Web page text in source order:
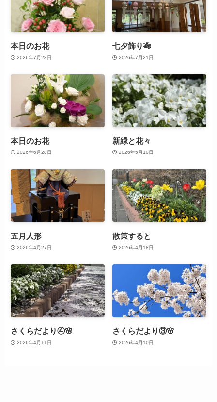
本日のお花
2026年7月28日
七夕飾り🎋
2026年7月21日
本日のお花
2026年6月28日
新緑と花々
2026年5月10日
五月人形
2026年4月27日
散策すると
2026年4月18日
さくらだより④🌸
2026年4月11日
さくらだより③🌸
2026年4月10日